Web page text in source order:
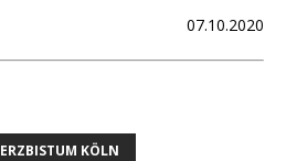
07.10.2020
ERZBISTUM KÖLN